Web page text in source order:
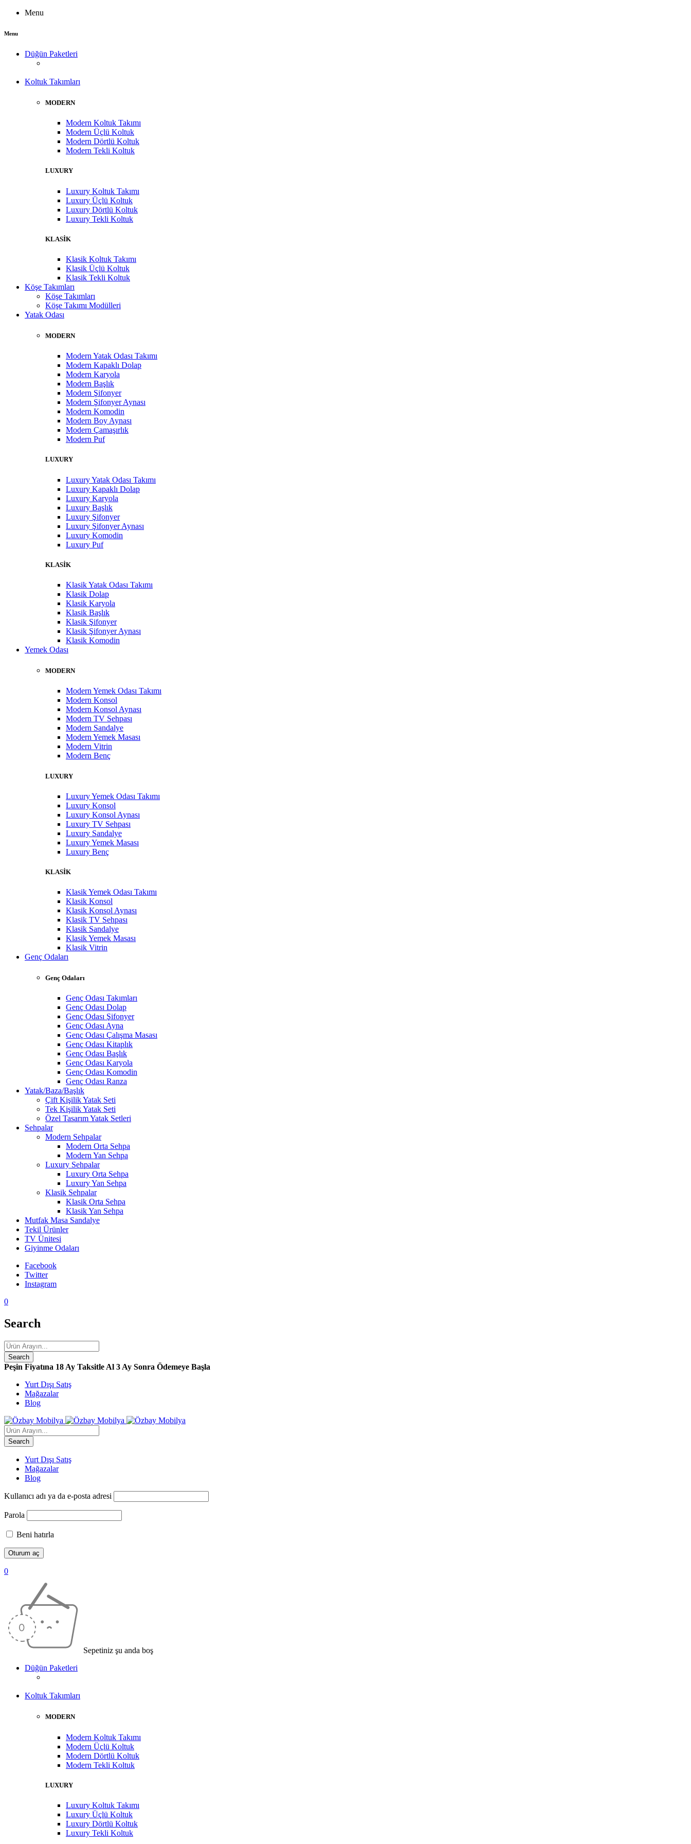
Menu
Menu
Düğün Paketleri
Koltuk Takımları
MODERN
Modern Koltuk Takımı
Modern Üçlü Koltuk
Modern Dörtlü Koltuk
Modern Tekli Koltuk
LUXURY
Luxury Koltuk Takımı
Luxury Üçlü Koltuk
Luxury Dörtlü Koltuk
Luxury Tekli Koltuk
KLASİK
Klasik Koltuk Takımı
Klasik Üçlü Koltuk
Klasik Tekli Koltuk
Köşe Takımları
Köşe Takımları
Köşe Takımı Modülleri
Yatak Odası
MODERN
Modern Yatak Odası Takımı
Modern Kapaklı Dolap
Modern Karyola
Modern Başlık
Modern Şifonyer
Modern Şifonyer Aynası
Modern Komodin
Modern Boy Aynası
Modern Çamaşırlık
Modern Puf
LUXURY
Luxury Yatak Odası Takımı
Luxury Kapaklı Dolap
Luxury Karyola
Luxury Başlık
Luxury Şifonyer
Luxury Şifonyer Aynası
Luxury Komodin
Luxury Puf
KLASİK
Klasik Yatak Odası Takımı
Klasik Dolap
Klasik Karyola
Klasik Başlık
Klasik Şifonyer
Klasik Şifonyer Aynası
Klasik Komodin
Yemek Odası
MODERN
Modern Yemek Odası Takımı
Modern Konsol
Modern Konsol Aynası
Modern TV Sehpası
Modern Sandalye
Modern Yemek Masası
Modern Vitrin
Modern Benç
LUXURY
Luxury Yemek Odası Takımı
Luxury Konsol
Luxury Konsol Aynası
Luxury TV Sehpası
Luxury Sandalye
Luxury Yemek Masası
Luxury Benç
KLASİK
Klasik Yemek Odası Takımı
Klasik Konsol
Klasik Konsol Aynası
Klasik TV Sehpası
Klasik Sandalye
Klasik Yemek Masası
Klasik Vitrin
Genç Odaları
Genç Odaları
Genç Odası Takımları
Genç Odası Dolap
Genç Odası Şifonyer
Genç Odası Ayna
Genç Odası Çalışma Masası
Genç Odası Kitaplık
Genç Odası Başlık
Genç Odası Karyola
Genç Odası Komodin
Genç Odası Ranza
Yatak/Baza/Başlık
Çift Kişilik Yatak Seti
Tek Kişilik Yatak Seti
Özel Tasarım Yatak Setleri
Sehpalar
Modern Sehpalar
Modern Orta Sehpa
Modern Yan Sehpa
Luxury Sehpalar
Luxury Orta Sehpa
Luxury Yan Sehpa
Klasik Sehpalar
Klasik Orta Sehpa
Klasik Yan Sehpa
Mutfak Masa Sandalye
Tekil Ürünler
TV Ünitesi
Giyinme Odaları
Facebook
Twitter
Instagram
0
Search
Peşin Fiyatına 18 Ay Taksitle Al 3 Ay Sonra Ödemeye Başla
Yurt Dışı Satış
Mağazalar
Blog
Yurt Dışı Satış
Mağazalar
Blog
Kullanıcı adı ya da e-posta adresi
Parola
Beni hatırla
0
Sepetiniz şu anda boş
Düğün Paketleri
Koltuk Takımları
MODERN
Modern Koltuk Takımı
Modern Üçlü Koltuk
Modern Dörtlü Koltuk
Modern Tekli Koltuk
LUXURY
Luxury Koltuk Takımı
Luxury Üçlü Koltuk
Luxury Dörtlü Koltuk
Luxury Tekli Koltuk